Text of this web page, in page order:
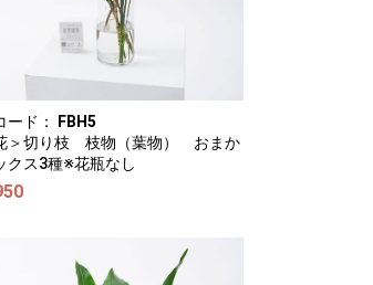
ード：
FBH5
＞切り枝 枝物（葉物） おまか
クス3種※花瓶なし